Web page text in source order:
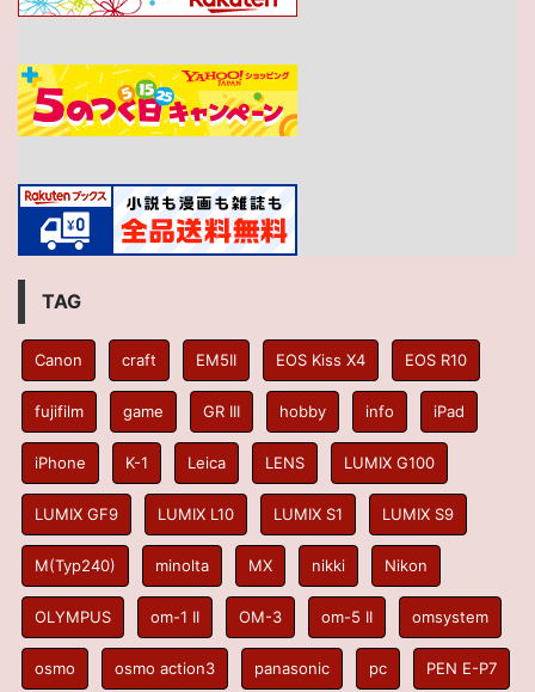
TAG
Canon craft EM5II EOS Kiss X4 EOS R10
fujifilm game GR III hobby info iPad
iPhone K-1 Leica LENS LUMIX G100
LUMIX GF9 LUMIX L10 LUMIX S1 LUMIX S9
M(Typ240) minolta MX nikki Nikon
OLYMPUS om-1 II OM-3 om-5 II omsystem
osmo osmo action3 panasonic pc PEN E-P7